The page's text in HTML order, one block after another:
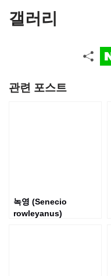
갤러리
관련 포스트
녹영 (Senecio
rowleyanus)